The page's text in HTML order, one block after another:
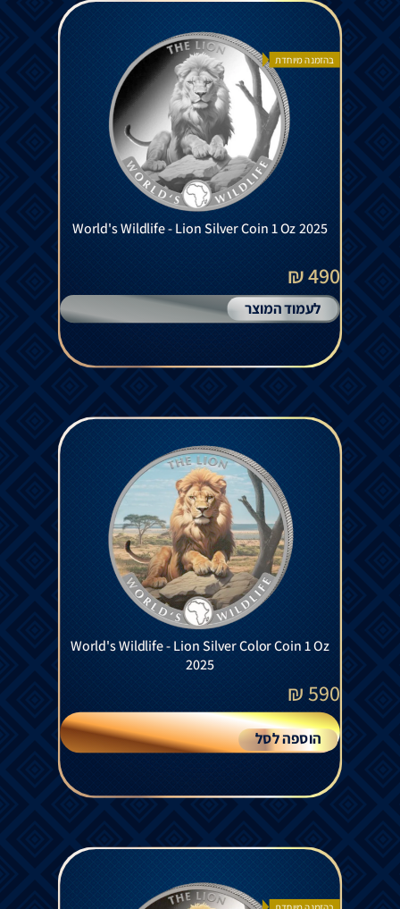
בהזמנה מיוחדת
World's Wildlife - Lion Silver Coin 1 Oz 2025
490 ₪
לעמוד המוצר
World's Wildlife - Lion Silver Color Coin 1 Oz
2025
590
₪
הוספה לסל